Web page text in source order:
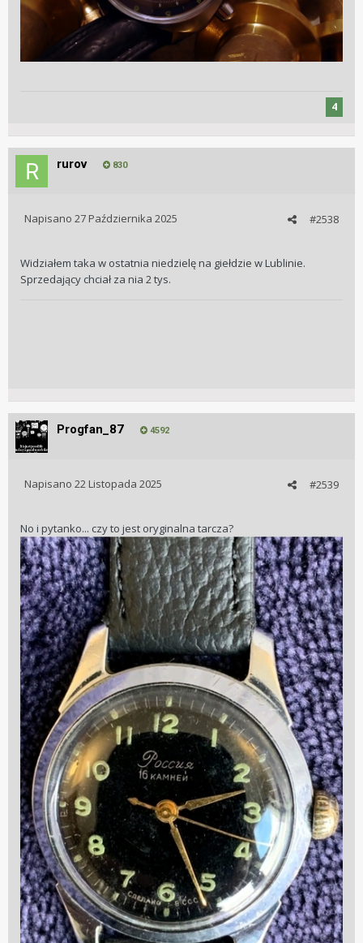
4
rurov 830
#2538
Napisano 27 Października 2025
Widziałem taka w ostatnia niedzielę na giełdzie w Lublinie.
Sprzedający chciał za nia 2 tys.
Progfan_87 4592
#2539
Napisano 22 Listopada 2025
No i pytanko... czy to jest oryginalna tarcza?